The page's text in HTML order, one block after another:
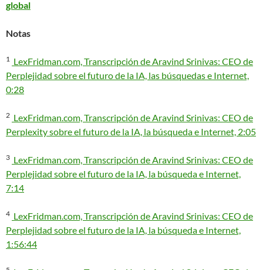
global
Notas
1 LexFridman.com, Transcripción de Aravind Srinivas: CEO de
Perplejidad sobre el futuro de la IA, las búsquedas e Internet,
0:28
2 LexFridman.com, Transcripción de Aravind Srinivas: CEO de
Perplexity sobre el futuro de la IA, la búsqueda e Internet, 2:05
3 LexFridman.com, Transcripción de Aravind Srinivas: CEO de
Perplejidad sobre el futuro de la IA, la búsqueda e Internet,
7:14
4 LexFridman.com, Transcripción de Aravind Srinivas: CEO de
Perplejidad sobre el futuro de la IA, la búsqueda e Internet,
1:56:44